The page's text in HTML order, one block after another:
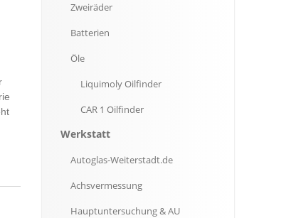
Zweiräder
Batterien
Öle
LiquimolyOilfinder
CAR 1 Oilfinder
Werkstatt
Autoglas-Weiterstadt.de
Achsvermessung
Hauptuntersuchung& AU